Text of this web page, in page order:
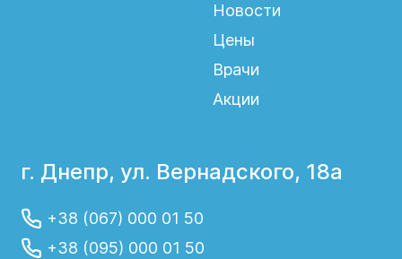
Новости
Цены
Врачи
Акции
г. Днепр, ул. Вернадского, 18а
+38 (067) 000 01 50
+38 (095) 000 01 50